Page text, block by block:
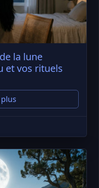
la lune
et vos rituels